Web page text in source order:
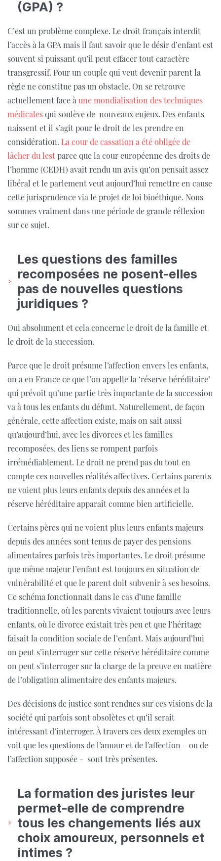
(GPA) ?
C’est un problème complexe. Le droit français interdit
l’accès à la GPA mais il faut savoir que le désir d’enfant est
souvent si puissant qu’il peut effacer tout caractère
transgressif. Pour un couple qui veut devenir parent la
règle ne constitue pas un obstacle. On se retrouve
actuellement face àune mondialisation des techniques
médicalesqui soulève de nouveaux enjeux. Des enfants
naissent et il s’agit pour le droit de les prendre en
considération. La cour de cassation a été obligée de
lâcher du lestparce que la cour européenne des droits de
l’homme (CEDH) avait rendu un avis qu’on pensait assez
libéral et le parlement veut aujourd’hui remettre en cause
cette jurisprudence via le projet de loi bioéthique. Nous
sommes vraiment dans une période de grande réflexion
sur ce sujet.
Les questions des familles
recomposées ne posent-elles
pas de nouvelles questions
juridiques ?
Oui absolument et cela concerne le droit de la famille et
le droit de la succession.
Parce que le droit présume l’affection envers les enfants,
on a en France ce que l’on appelle la ‘réserve héréditaire’
qui prévoit qu’une partie très importante de la succession
va à tous les enfants du défunt. Naturellement, de façon
générale, cette affection existe, mais on sait aussi
qu’aujourd’hui, avec les divorces et les familles
recomposées, des liens se rompent parfois
irrémédiablement. Le droit ne prend pas du tout en
compte ces nouvelles réalités affectives. Certains parents
ne voient plus leurs enfants depuis des années et la
réserve héréditaire apparaît comme bien artificielle.
Certains pères qui ne voient plus leurs enfants majeurs
depuis des années sont tenus de payer des pensions
alimentaires parfois très importantes. Le droit présume
que même majeur l’enfant est toujours en situation de
vulnérabilité et que le parent doit subvenir à ses besoins.
Ce schéma fonctionnait dans le cas d’une famille
traditionnelle, où les parents vivaient toujours avec leurs
enfants, où le divorce existait très peu et que l’héritage
faisait la condition sociale de l’enfant. Mais aujourd’hui
on peut s’interroger sur cette réserve héréditaire comme
on peut s’interroger sur la charge de la preuve en matière
de l’obligation alimentaire des enfants majeurs.
Des décisions de justice sont rendues sur ces visions de la
société qui parfois sont obsolètes et qu’il serait
intéressant d’interroger. À travers ces deux exemples on
voit que les questions de l’amour et de l’affection – ou de
l’affection supposée - sont très présentes.
La formation des juristes leur
permet-elle de comprendre
tous les changements liés aux
choix amoureux, personnels et
intimes ?